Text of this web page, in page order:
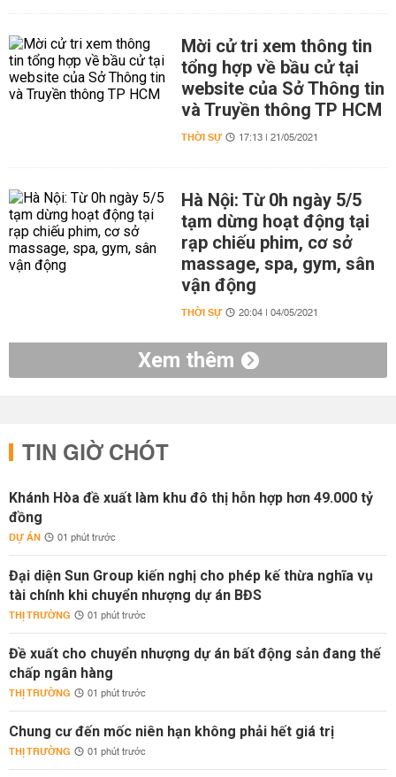
Mời cử tri xem thông tin
tổng hợp về bầu cử tại
website của Sở Thông tin
và Truyền thông TP HCM
THỜI SỰ 17:13 | 21/05/2021
Hà Nội: Từ 0h ngày 5/5
tạm dừng hoạt động tại
rạp chiếu phim, cơ sở
massage, spa, gym, sân
vận động
THỜI SỰ 20:04 | 04/05/2021
Xem thêm
TIN GIỜ CHÓT
Khánh Hòa đề xuất làm khu đô thị hỗn hợp hơn 49.000 tỷ
đồng
DỰ ÁN 01 phút trước
Đại diện Sun Group kiến nghị cho phép kế thừa nghĩa vụ
tài chính khi chuyển nhượng dự án BĐS
THỊ TRƯỜNG 01 phút trước
Đề xuất cho chuyển nhượng dự án bất động sản đang thế
chấp ngân hàng
THỊ TRƯỜNG 01 phút trước
Chung cư đến mốc niên hạn không phải hết giá trị
THỊ TRƯỜNG 01 phút trước